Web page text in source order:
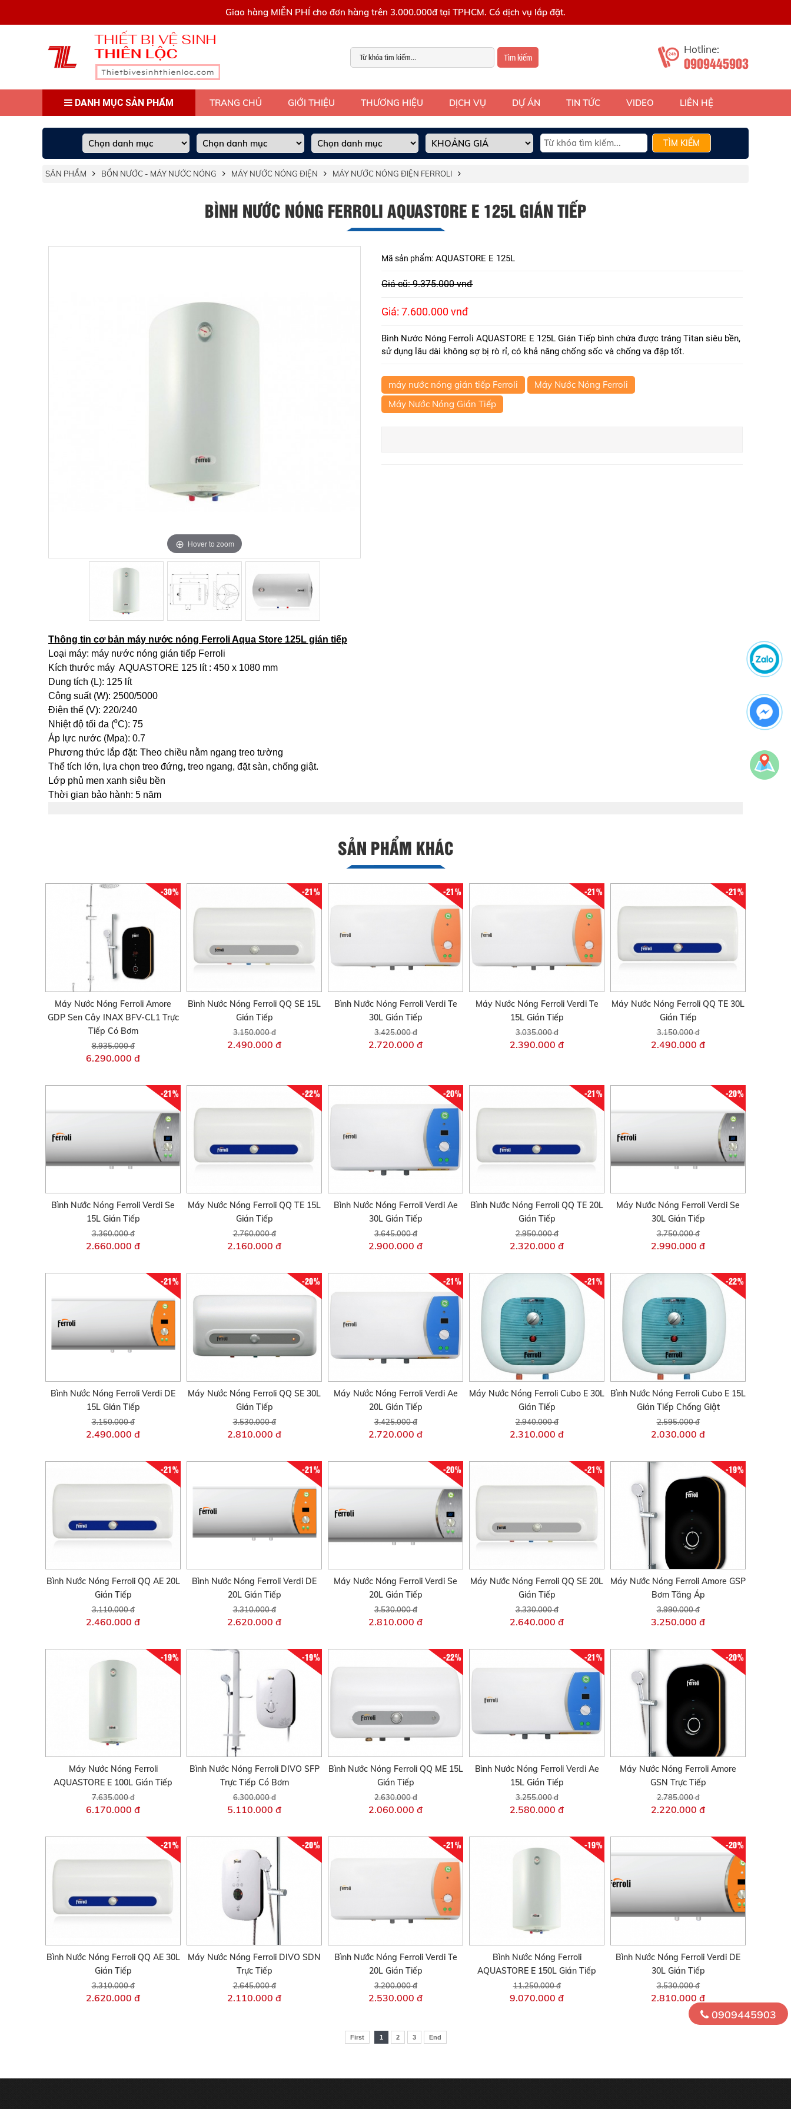
Giao hàng MIỄN PHÍ cho đơn hàng trên 3.000.000đ tại TPHCM. Có dịch vụ lắp đặt.
Tìm kiếm
Hotline:
0909445903
DANH MỤC SẢN PHẨM TRANG CHỦ GIỚI THIỆU THƯƠNG HIỆU DỊCH VỤ DỰ ÁN TIN TỨC VIDEO LIÊN HỆ
TÌM KIẾM
SẢN PHẨM BỒN NƯỚC - MÁY NƯỚC NÓNG MÁY NƯỚC NÓNG ĐIỆN MÁY NƯỚC NÓNG ĐIỆN FERROLI
BÌNH NƯỚC NÓNG FERROLI AQUASTORE E 125L GIÁN TIẾP
Hover to zoom
Hover to zoom
Hover to zoom
Mã sản phẩm: AQUASTORE E 125L
Giá cũ: 9.375.000 vnđ
Giá: 7.600.000 vnđ
Bình Nước Nóng Ferroli AQUASTORE E 125L Gián Tiếp bình chứa được tráng Titan siêu bền,
sử dụng lâu dài không sợ bị rò rỉ, có khả năng chống sốc và chống va đập tốt.
máy nước nóng gián tiếp Ferroli
Máy Nước Nóng Ferroli
Máy Nước Nóng Gián Tiếp
Thông tin cơ bản máy nước nóng Ferroli Aqua Store 125L gián tiếp
Loại máy: máy nước nóng gián tiếp Ferroli
Kích thước máy AQUASTORE 125 lít : 450 x 1080 mm
Dung tích (L): 125 lít
Công suất (W): 2500/5000
Điện thế (V): 220/240
Nhiệt độ tối đa (⁰C): 75
Áp lực nước (Mpa): 0.7
Phương thức lắp đặt: Theo chiều nằm ngang treo tường
Thể tích lớn, lựa chọn treo đứng, treo ngang, đặt sàn, chống giật.
Lớp phủ men xanh siêu bền
Thời gian bảo hành: 5 năm
SẢN PHẨM KHÁC
-30%
Máy Nước Nóng Ferroli Amore
GDP Sen Cây INAX BFV-CL1 Trực
Tiếp Có Bơm
8.935.000 đ
6.290.000 đ
-21%
Bình Nước Nóng Ferroli QQ SE 15L
Gián Tiếp
3.150.000 đ
2.490.000 đ
-21%
Bình Nước Nóng Ferroli Verdi Te
30L Gián Tiếp
3.425.000 đ
2.720.000 đ
-21%
Máy Nước Nóng Ferroli Verdi Te
15L Gián Tiếp
3.035.000 đ
2.390.000 đ
-21%
Máy Nước Nóng Ferroli QQ TE 30L
Gián Tiếp
3.150.000 đ
2.490.000 đ
-21%
Bình Nước Nóng Ferroli Verdi Se
15L Gián Tiếp
3.360.000 đ
2.660.000 đ
-22%
Máy Nước Nóng Ferroli QQ TE 15L
Gián Tiếp
2.760.000 đ
2.160.000 đ
-20%
Bình Nước Nóng Ferroli Verdi Ae
30L Gián Tiếp
3.645.000 đ
2.900.000 đ
-21%
Bình Nước Nóng Ferroli QQ TE 20L
Gián Tiếp
2.950.000 đ
2.320.000 đ
-20%
Máy Nước Nóng Ferroli Verdi Se
30L Gián Tiếp
3.750.000 đ
2.990.000 đ
-21%
Bình Nước Nóng Ferroli Verdi DE
15L Gián Tiếp
3.150.000 đ
2.490.000 đ
-20%
Máy Nước Nóng Ferroli QQ SE 30L
Gián Tiếp
3.530.000 đ
2.810.000 đ
-21%
Máy Nước Nóng Ferroli Verdi Ae
20L Gián Tiếp
3.425.000 đ
2.720.000 đ
-21%
Máy Nước Nóng Ferroli Cubo E 30L
Gián Tiếp
2.940.000 đ
2.310.000 đ
-22%
Bình Nước Nóng Ferroli Cubo E 15L
Gián Tiếp Chống Giật
2.595.000 đ
2.030.000 đ
-21%
Bình Nước Nóng Ferroli QQ AE 20L
Gián Tiếp
3.110.000 đ
2.460.000 đ
-21%
Bình Nước Nóng Ferroli Verdi DE
20L Gián Tiếp
3.310.000 đ
2.620.000 đ
-20%
Máy Nước Nóng Ferroli Verdi Se
20L Gián Tiếp
3.530.000 đ
2.810.000 đ
-21%
Máy Nước Nóng Ferroli QQ SE 20L
Gián Tiếp
3.330.000 đ
2.640.000 đ
-19%
Máy Nước Nóng Ferroli Amore GSP
Bơm Tăng Áp
3.990.000 đ
3.250.000 đ
-19%
Máy Nước Nóng Ferroli
AQUASTORE E 100L Gián Tiếp
7.635.000 đ
6.170.000 đ
-19%
Bình Nước Nóng Ferroli DIVO SFP
Trực Tiếp Có Bơm
6.300.000 đ
5.110.000 đ
-22%
Bình Nước Nóng Ferroli QQ ME 15L
Gián Tiếp
2.630.000 đ
2.060.000 đ
-21%
Bình Nước Nóng Ferroli Verdi Ae
15L Gián Tiếp
3.255.000 đ
2.580.000 đ
-20%
Máy Nước Nóng Ferroli Amore
GSN Trực Tiếp
2.785.000 đ
2.220.000 đ
-21%
Bình Nước Nóng Ferroli QQ AE 30L
Gián Tiếp
3.310.000 đ
2.620.000 đ
-20%
Máy Nước Nóng Ferroli DIVO SDN
Trực Tiếp
2.645.000 đ
2.110.000 đ
-21%
Bình Nước Nóng Ferroli Verdi Te
20L Gián Tiếp
3.200.000 đ
2.530.000 đ
-19%
Bình Nước Nóng Ferroli
AQUASTORE E 150L Gián Tiếp
11.250.000 đ
9.070.000 đ
-20%
Bình Nước Nóng Ferroli Verdi DE
30L Gián Tiếp
3.530.000 đ
2.810.000 đ
First 1 2 3 End
0909445903